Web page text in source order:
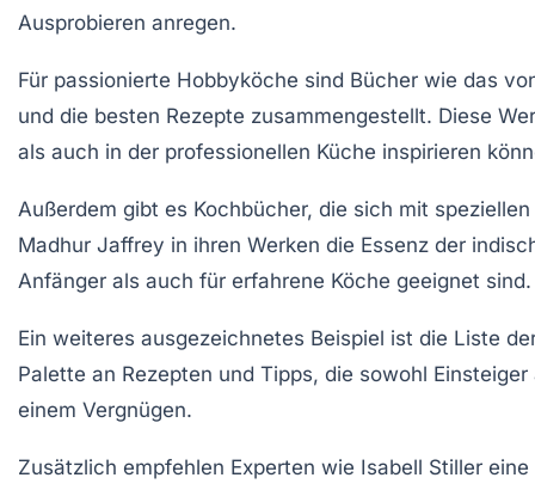
Ausprobieren anregen.
Für passionierte Hobbyköche sind Bücher wie das
und die besten Rezepte zusammengestellt. Diese
als auch in der professionellen Küche inspirieren
Außerdem gibt es Kochbücher, die sich mit
Madhur Jaffrey in ihren Werken die Essenz der
Anfänger als auch für erfahrene Köche geeignet sind.
Ein weiteres ausgezeichnetes Beispiel ist die Liste
Palette an Rezepten und Tipps, die sowohl
einem Vergnügen.
Zusätzlich empfehlen Experten wie Isabell Stiller